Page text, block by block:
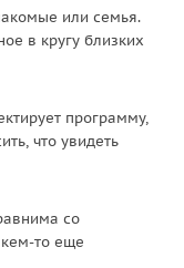
или семья.
в кругу близких
программу,
что увидеть
со
то еще